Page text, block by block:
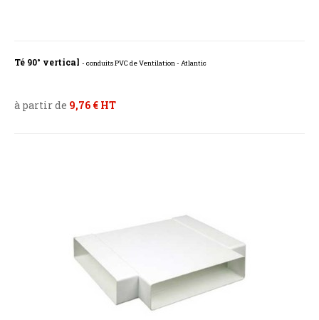
Té 90° vertical - conduits PVC de Ventilation - Atlantic
à partir de 9,76 € HT